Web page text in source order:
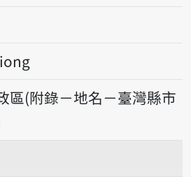
區(附錄－地名－臺灣縣市